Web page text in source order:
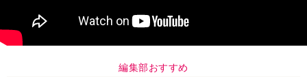
編集部おすすめ